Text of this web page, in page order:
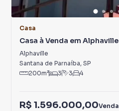
Casa
Casa à Venda em Alphaville
Alphaville
Santana de Parnaíba, SP
200m² 3 3 4
R$ 1.596.000,00Venda